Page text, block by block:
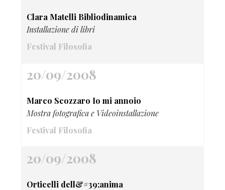
Clara Matelli Bibliodinamica
Installazione di libri
Festival Filosofia
20/09/2008
Marco Scozzaro Io mi annoio
Mostra fotografica e Videoinstallazione
Festival Filosofia
20/09/2008
Orticelli dell&#39;anima